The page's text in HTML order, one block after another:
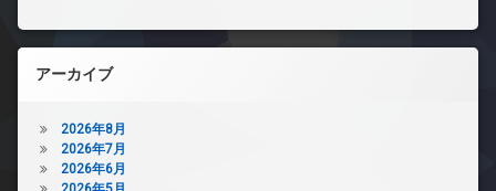
アーカイブ
2026年8月
2026年7月
2026年6月